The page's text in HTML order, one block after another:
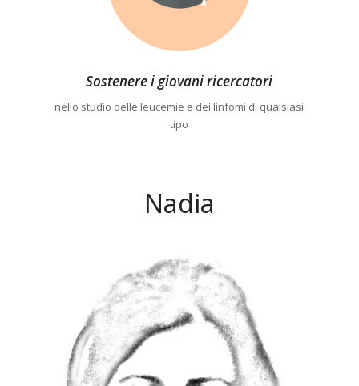
Sostenere i giovani ricercatori
nello studio delle leucemie e dei linfomi di qualsiasi
tipo
Nadia